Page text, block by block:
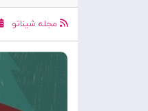
مجله شیناتو